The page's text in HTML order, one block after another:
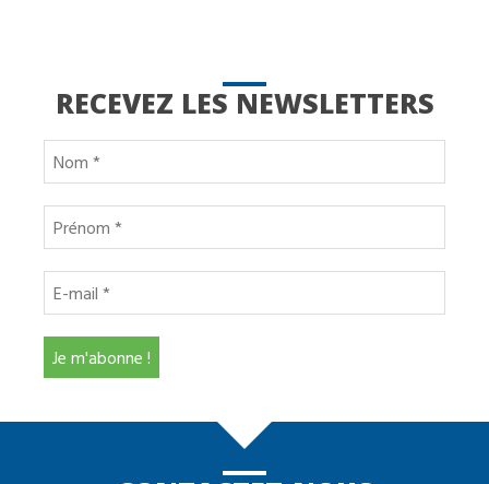
RECEVEZ LES NEWSLETTERS